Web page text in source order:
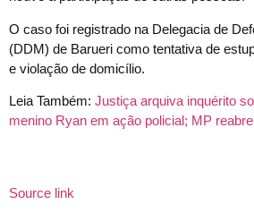
O caso foi registrado na Delegacia de
(DDM) de Barueri como tentativa de
e violação de domicílio.
Leia Também: Justiça arquiva inquérito
menino Ryan em ação policial; MP
Source link